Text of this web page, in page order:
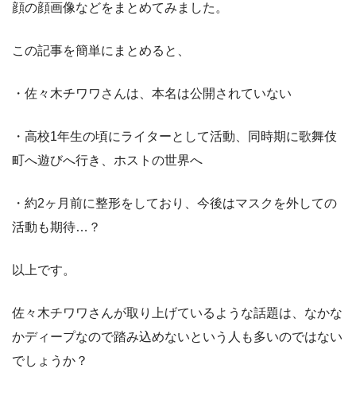
顔の顔画像などをまとめてみました。
この記事を簡単にまとめると、
・佐々木チワワさんは、本名は公開されていない
・高校1年生の頃にライターとして活動、同時期に歌舞伎
町へ遊びへ行き、ホストの世界へ
・約2ヶ月前に整形をしており、今後はマスクを外しての
活動も期待…？
以上です。
佐々木チワワさんが取り上げているような話題は、なかな
かディープなので踏み込めないという人も多いのではない
でしょうか？